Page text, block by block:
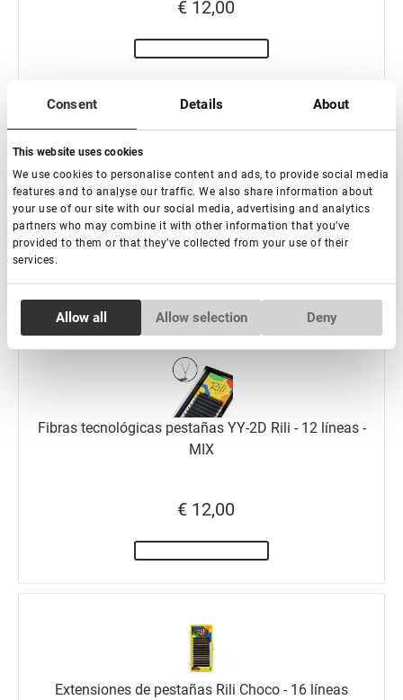
Consent Details About
This website uses cookies
We use cookies to personalise content and ads, to provide social media
features and to analyse our traffic. We also share information about
your use of our site with our social media, advertising and analytics
partners who may combine it with other information that you’ve
provided to them or that they’ve collected from your use of their
services.
Necessary
Statistics
Allow all Allow selection Deny
€ 12,00
Fibras tecnológicas pestañas YY-2D Rili - 12 líneas
€ 12,00
Fibras tecnológicas pestañas YY-2D Rili - 12 líneas -
MIX
€ 12,00
Extensiones de pestañas Rili Choco - 16 líneas